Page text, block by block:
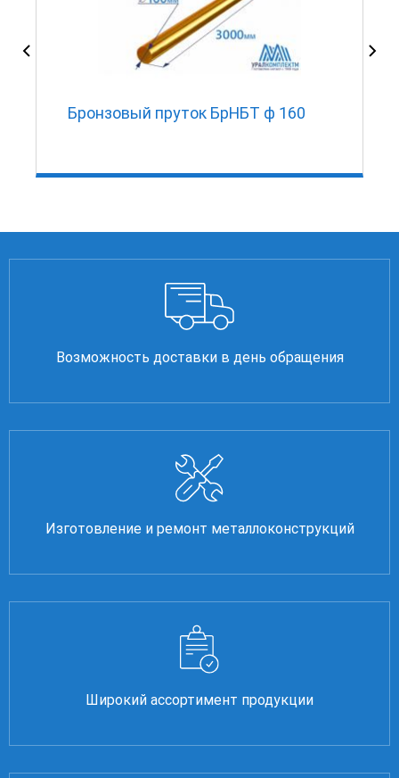
Бронзовый пруток БрНБТ ф 160
Возможность доставки в день обращения
Изготовление и ремонт металлоконструкций
Широкий ассортимент продукции